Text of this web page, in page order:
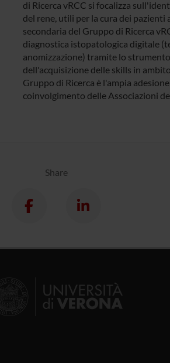
di Ricerca vRCC si focalizza
del rene, utili per la cura dei
secondaria del Gruppo di Ricerca
diagnostica istopatologica digitale
anomizzazione) tramite lo
dell'acquisizione delle skills in
Gruppo di Ricerca è l'ampia
coinvolgimento delle Associazioni
Share